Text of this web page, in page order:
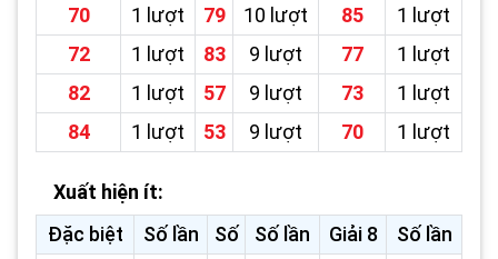
70
1 lượt 79 10 lượt 85
1 lượt
72
1 lượt 83 9 lượt 77
1 lượt
82
1 lượt 57 9 lượt 73
1 lượt
84
1 lượt 53 9 lượt 70 1 lượt
Xuất hiện ít:
Đặc biệt
Số lần Số Số lần Giải 8
Số lần